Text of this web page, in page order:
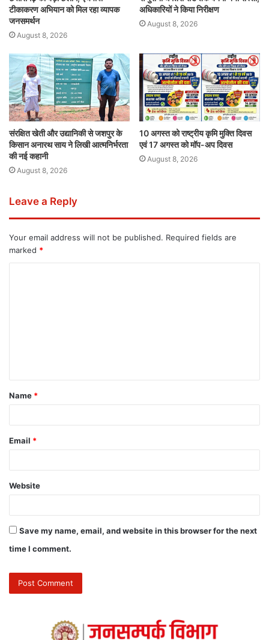
टीकाकरण अभियान को मिल रहा व्यापक
जनसमर्थन
August 8, 2026
अधिकारियों ने किया निरीक्षण
August 8, 2026
संरक्षित खेती और उद्यानिकी से जशपुर के
किसान अनारथ साय ने लिखी आत्मनिर्भरता
की नई कहानी
August 8, 2026
10 अगस्त को राष्ट्रीय कृमि मुक्ति दिवस
एवं 17 अगस्त को मॉप-अप दिवस
August 8, 2026
Leave a Reply
Your email address will not be published. Required fields are
marked *
Name *
Email *
Website
Save my name, email, and website in this browser for the next
time I comment.